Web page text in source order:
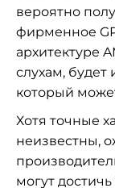
вероятно
фирменное
архитектуре
слухам, будет
который
Хотя точные
неизвестны,
могут достичь